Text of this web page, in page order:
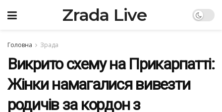
Zrada Live
Головна Зрада
Викрито схему на Прикарпатті:
Жінки намагалися вивезти
родичів за кордон з